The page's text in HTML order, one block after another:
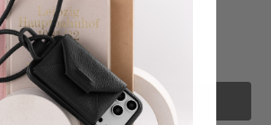
カートに追加する